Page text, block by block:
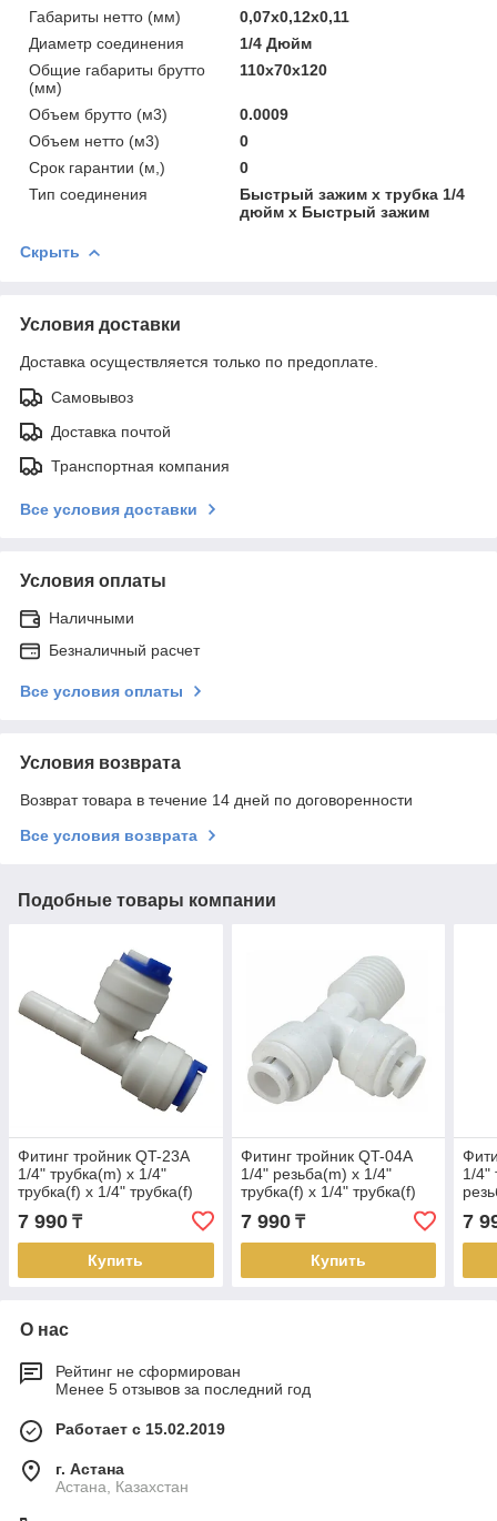
Габариты нетто (мм)
0,07x0,12x0,11
Диаметр соединения
1/4 Дюйм
Общие габариты брутто
(мм)
110x70x120
Объем брутто (м3)
0.0009
Объем нетто (м3)
0
Срок гарантии (м,)
0
Тип соединения
Быстрый зажим х трубка 1/4
дюйм х Быстрый зажим
Скрыть
Условия доставки
Доставка осуществляется только по предоплате.
Самовывоз
Доставка почтой
Транспортная компания
Все условия доставки
Условия оплаты
Наличными
Безналичный расчет
Все условия оплаты
Условия возврата
Возврат товара в течение 14 дней по договоренности
Все условия возврата
Подобные товары компании
Фитинг тройник QT-23A
1/4" трубка(m) x 1/4"
трубка(f) x 1/4" трубка(f)
комплект 25 шт.
7 990 ₸
Купить
Фитинг тройник QT-04A
1/4" резьба(m) x 1/4"
трубка(f) x 1/4" трубка(f)
комплект 25 шт.
7 990₸
Купить
1/4"
7
О нас
Рейтинг не сформирован
Менее 5 отзывов за последний год
Работает с 15.02.2019
г. Астана
Астана, Казахстан